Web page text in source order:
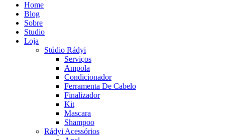
Home
Blog
Sobre
Studio
Loja
Stúdio Rádyi
Serviços
Ampola
Condicionador
Ferramenta De Cabelo
Finalizador
Kit
Mascara
Shampoo
Rádyi Acessórios